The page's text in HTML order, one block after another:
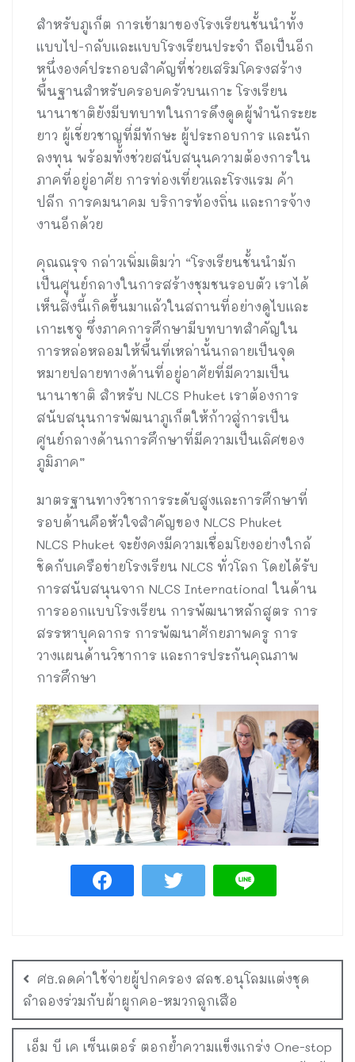
สำหรับภูเก็ต การเข้ามาของโรงเรียนชั้นนำทั้ง
แบบไป-กลับและแบบโรงเรียนประจำ ถือเป็นอีก
หนึ่งองค์ประกอบสำคัญที่ช่วยเสริมโครงสร้าง
พื้นฐานสำหรับครอบครัวบนเกาะ โรงเรียน
นานาชาติยังมีบทบาทในการดึงดูดผู้พำนักระยะ
ยาว ผู้เชี่ยวชาญที่มีทักษะ ผู้ประกอบการ และนัก
ลงทุน พร้อมทั้งช่วยสนับสนุนความต้องการใน
ภาคที่อยู่อาศัย การท่องเที่ยวและโรงแรม ค้า
ปลีก การคมนาคม บริการท้องถิ่น และการจ้าง
งานอีกด้วย
คุณณรุจ กล่าวเพิ่มเติมว่า “โรงเรียนชั้นนำมัก
เป็นศูนย์กลางในการสร้างชุมชนรอบตัว เราได้
เห็นสิ่งนี้เกิดขึ้นมาแล้วในสถานที่อย่างดูไบและ
เกาะเชจู ซึ่งภาคการศึกษามีบทบาทสำคัญใน
การหล่อหลอมให้พื้นที่เหล่านั้นกลายเป็นจุด
หมายปลายทางด้านที่อยู่อาศัยที่มีความเป็น
นานาชาติ สำหรับ NLCS Phuket เราต้องการ
สนับสนุนการพัฒนาภูเก็ตให้ก้าวสู่การเป็น
ศูนย์กลางด้านการศึกษาที่มีความเป็นเลิศของ
ภูมิภาค”
มาตรฐานทางวิชาการระดับสูงและการศึกษาที่
รอบด้านคือหัวใจสำคัญของ NLCS Phuket
NLCS Phuket จะยังคงมีความเชื่อมโยงอย่างใกล้
ชิดกับเครือข่ายโรงเรียน NLCS ทั่วโลก โดยได้รับ
การสนับสนุนจาก NLCS International ในด้าน
การออกแบบโรงเรียน การพัฒนาหลักสูตร การ
สรรหาบุคลากร การพัฒนาศักยภาพครู การ
วางแผนด้านวิชาการ และการประกันคุณภาพ
การศึกษา
ศธ.ลดค่าใช้จ่ายผู้ปกครอง สลช.อนุโลมแต่งชุด
ลำลองร่วมกับผ้าผูกคอ-หมวกลูกเสือ
เอ็ม บี เค เซ็นเตอร์ ตอกย้ำความแข็งแกร่ง One-stop